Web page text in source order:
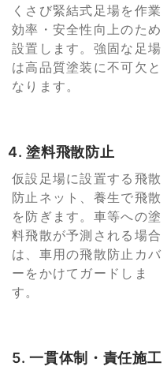
くさび緊結式足場を作業
効率・安全性向上のため
設置します。強固な足場
は高品質塗装に不可欠と
なります。
4. 塗料飛散防止
仮設足場に設置する飛散
防止ネット、養生で飛散
を防ぎます。車等への塗
料飛散が予測される場合
は、車用の飛散防止カバ
ーをかけてガードしま
す。
5. 一貫体制・責任施工